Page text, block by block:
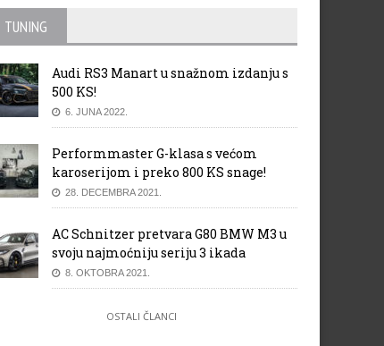
TUNING
Audi RS3 Manart u snažnom izdanju s
500 KS!
6. JUNA 2022.
Performmaster G-klasa s većom
karoserijom i preko 800 KS snage!
28. DECEMBRA 2021.
AC Schnitzer pretvara G80 BMW M3 u
svoju najmoćniju seriju 3 ikada
8. OKTOBRA 2021.
OSTALI ČLANCI